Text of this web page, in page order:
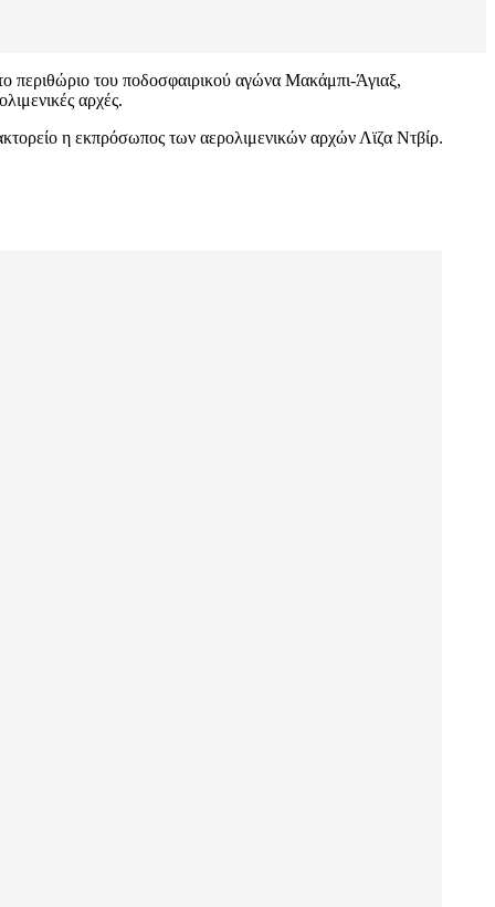
περιθώριο του ποδοσφαιρικού αγώνα Μακάμπι-Άγιαξ,
αρχές.
η εκπρόσωπος των αερολιμενικών αρχών Λϊζα Ντβίρ.